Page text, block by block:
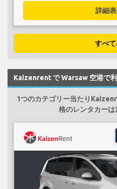
詳細
すべ
Kaizenrent で Warsaw 空港で
1つのカテゴリー当たり
格のレンタカー